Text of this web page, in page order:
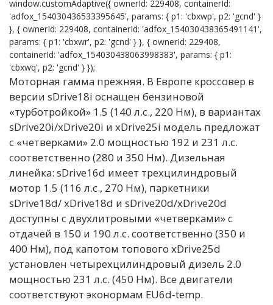
window.customAdaptive({ ownerId: 229408, containerId:
'adfox_154030436533395645', params: { p1: 'cbxwp', p2: 'gcnd' }
}, { ownerId: 229408, containerId: 'adfox_154030438365491141',
params: { p1: 'cbxwr', p2: 'gcnd' } }, { ownerId: 229408,
containerId: 'adfox_154030438063998383', params: { p1:
'cbxwq', p2: 'gcnd' } });
Моторная гамма прежняя. В Европе кроссовер в
версии sDrive18i оснащен бензиновой
«турботройкой» 1.5 (140 л.с., 220 Нм), в вариантах
sDrive20i/xDrive20i и xDrive25i модель предложат
с «четверками» 2.0 мощностью 192 и 231 л.с.
соответственно (280 и 350 Нм). Дизельная
линейка: sDrive16d имеет трехцилиндровый
мотор 1.5 (116 л.с., 270 Нм), паркетники
sDrive18d/ xDrive18d и sDrive20d/xDrive20d
доступны с двухлитровыми «четверками» с
отдачей в 150 и 190 л.с. соответственно (350 и
400 Нм), под капотом топового хDrive25d
установлен четырехцилиндровый дизель 2.0
мощностью 231 л.с. (450 Нм). Все двигатели
соответствуют эконормам EU6d‑temp.